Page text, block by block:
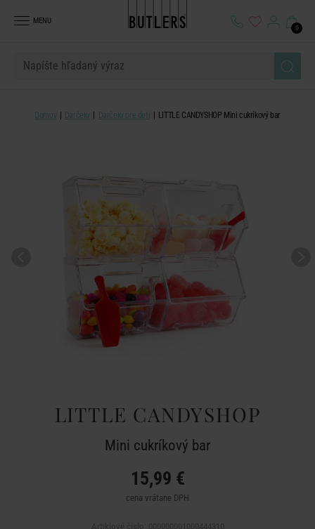
MENU
0
Domov Darčeky Darčeky pre deti LITTLE CANDYSHOP Mini cukríkový bar
LITTLE CANDYSHOP
Mini cukríkový bar
15,99 €
cena vrátane DPH